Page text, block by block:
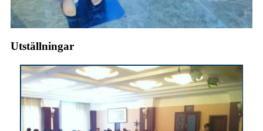
Utställningar